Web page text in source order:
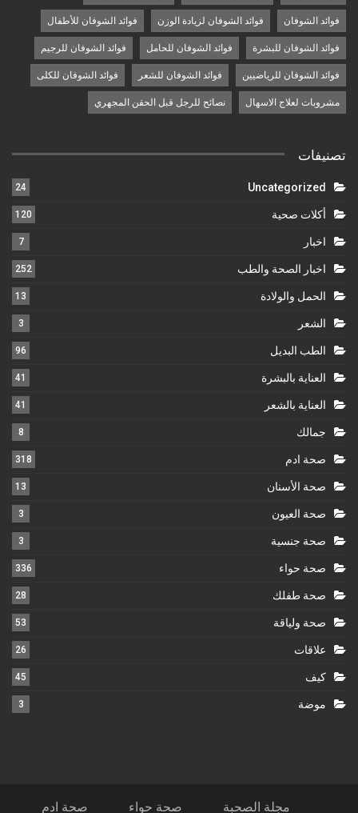
فوائد الشوفان فوائد الشوفان لزيادة الوزن فوائد الشوفان للأطفال
فوائد الشوفان للبشرة فوائد الشوفان للحامل فوائد الشوفان للرجيم
فوائد الشوفان للرياضيين فوائد الشوفان للشعر فوائد الشوفان للكلى
مشروبات لعلاج الاسهال نصائح للرجل قبل الحقن المجهري
تصنيفات
Uncategorized
24
أكلات صحية 120
اخبار 7
اخبار الصحة والطب 252
الحمل والولادة 13
الشعر 3
الطب البديل 96
العناية بالبشرة 41
العناية بالشعر 41
جمالك 8
صحة ادم 318
صحة الأسنان 13
صحة العيون 3
صحة جنسية 3
صحة حواء 336
صحة طفلك 28
صحة ولياقة 53
علاقات 26
كيف 45
موضة 3
مجلة الصحبة صحة حواء صحة ادم